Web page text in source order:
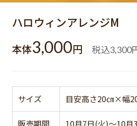
ハロウィンアレンジM
本体3,000円 税込3,300
サイズ 目安高さ20㎝×幅
販売期間 10月7日(火)～10月